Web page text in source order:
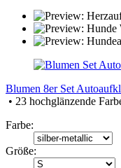
Blumen 8er Set
• 23 hochglänzende
Farbe:
Größe: